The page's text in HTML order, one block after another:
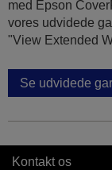
med Epson
vores udvidede
"View Extended
Se udvidede
Kontakt os